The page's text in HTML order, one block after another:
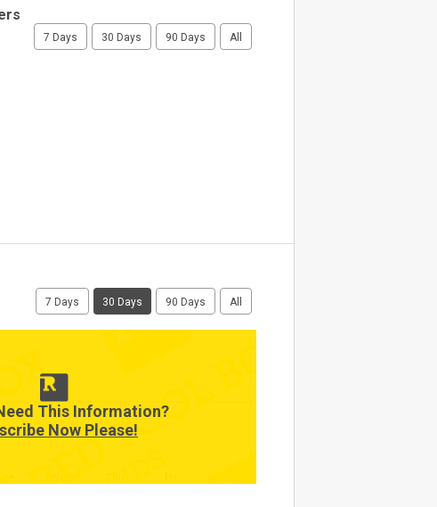
7 Days 30 Days 90 Days All
7 Days 30 Days 90 Days All
This Information?
Now Please!